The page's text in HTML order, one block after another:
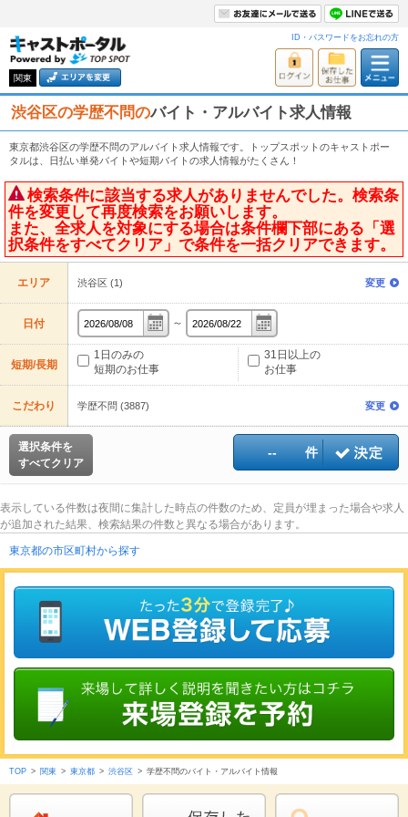
関東
ID・パスワードをお忘れの方
渋谷区の学歴不問のバイト・アルバイト求人情報
東京都渋谷区の学歴不問のアルバイト求人情報です。トップスポットのキャストポー
タルは、日払い単発バイトや短期バイトの求人情報がたくさん！
検索条件に該当する求人がありませんでした。検索条
件を変更して再度検索をお願いします。
また、全求人を対象にする場合は条件欄下部にある「選
択条件をすべてクリア」で条件を一括クリアできます。
エリア 渋谷区 (1) 変更
日付 ～
短期/長期
1日のみの
短期のお仕事
31日以上の
お仕事
こだわり 学歴不問 (3887) 変更
選択条件を
すべてクリア
-- 件
表示している件数は夜間に集計した時点の件数のため、定員が埋まった場合や求人
が追加された結果、検索結果の件数と異なる場合があります。
東京都の市区町村から探す
TOP > 関東 > 東京都 > 渋谷区 > 学歴不問のバイト・アルバイト情報